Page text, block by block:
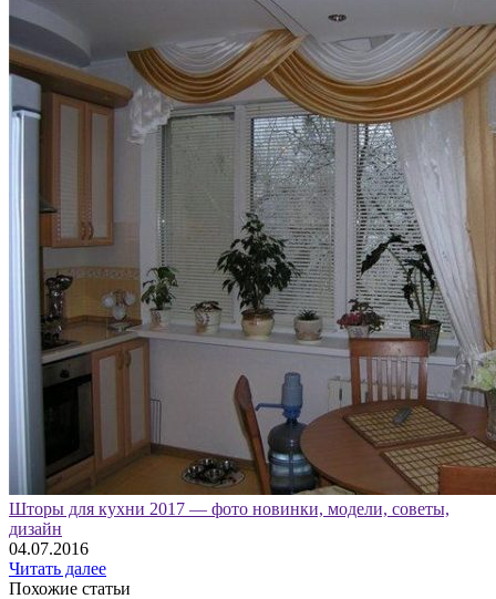
Шторы для кухни 2017 — фото новинки, модели, советы,
дизайн
04.07.2016
Читать далее
Похожие статьи